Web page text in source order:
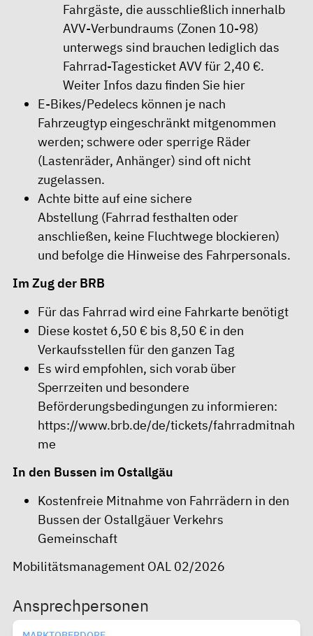
Fahrgäste, die ausschließlich innerhalb
AVV-Verbundraums (Zonen 10-98)
unterwegs sind brauchen lediglich das
Fahrrad-Tagesticket AVV für 2,40 €.
Weiter Infos dazu finden Sie hier
E-Bikes/Pedelecs können je nach
Fahrzeugtyp eingeschränkt mitgenommen
werden; schwere oder sperrige Räder
(Lastenräder, Anhänger) sind oft nicht
zugelassen.
Achte bitte auf eine sichere
Abstellung (Fahrrad festhalten oder
anschließen, keine Fluchtwege blockieren)
und befolge die Hinweise des Fahrpersonals.
Im Zug der BRB
Für das Fahrrad wird eine Fahrkarte benötigt
Diese kostet 6,50 € bis 8,50 € in den
Verkaufsstellen für den ganzen Tag
Es wird empfohlen, sich vorab über
Sperrzeiten und besondere
Beförderungsbedingungen zu informieren:
https://www.brb.de/de/tickets/fahrradmitnah
me
In den Bussen im Ostallgäu
Kostenfreie Mitnahme von Fahrrädern in den
Bussen der Ostallgäuer Verkehrs
Gemeinschaft
Mobilitätsmanagement OAL 02/2026
Ansprechpersonen